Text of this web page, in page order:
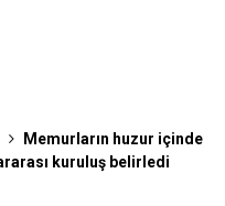
Memurların huzur içinde
kuruluş belirledi